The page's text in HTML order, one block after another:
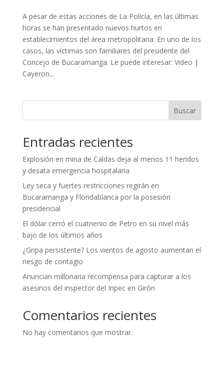
A pesar de estas acciones de La Policía, en las últimas
horas se han presentado nuevos hurtos en
establecimientos del área metropolitana. En uno de los
casos, las víctimas son familiares del presidente del
Concejo de Bucaramanga. Le puede interesar: Video |
Cayeron...
Buscar
Entradas recientes
Explosión en mina de Caldas deja al menos 11 heridos
y desata emergencia hospitalaria
Ley seca y fuertes restricciones regirán en
Bucaramanga y Floridablanca por la posesión
presidencial
El dólar cerró el cuatrienio de Petro en su nivel más
bajo de los últimos años
¿Gripa persistente? Los vientos de agosto aumentan el
riesgo de contagio
Anuncian millonaria recompensa para capturar a los
asesinos del inspector del Inpec en Girón
Comentarios recientes
No hay comentarios que mostrar.